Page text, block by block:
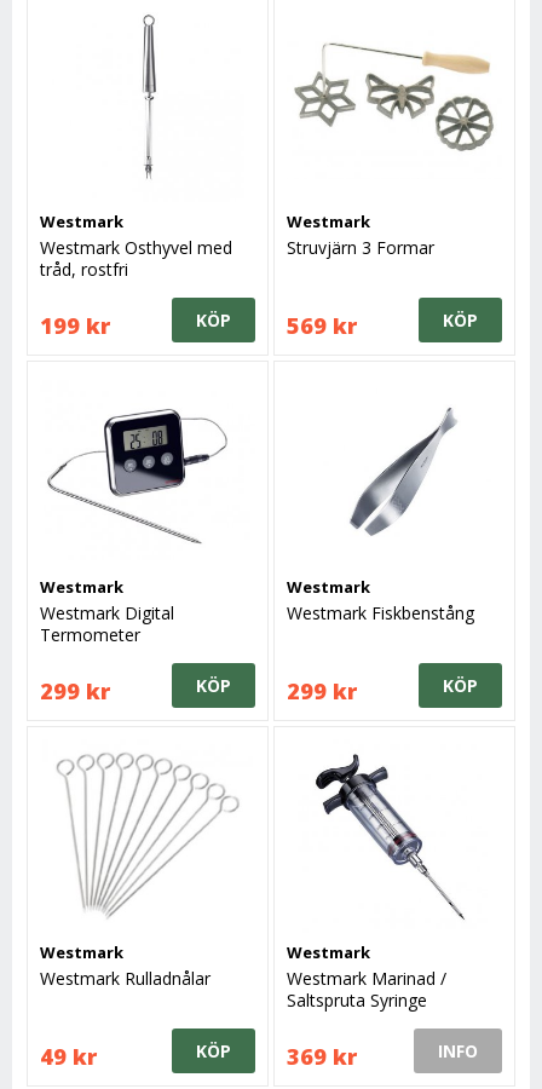
Westmark
Westmark Osthyvel med
tråd, rostfri
199 kr KÖP
Westmark
Struvjärn 3 Formar
569 kr KÖP
Westmark
Westmark Digital
Termometer
299 kr KÖP
Westmark
Westmark Fiskbenstång
299 kr KÖP
Westmark
Westmark Rulladnålar
49 kr KÖP
Westmark
Westmark Marinad /
Saltspruta Syringe
369 kr INFO